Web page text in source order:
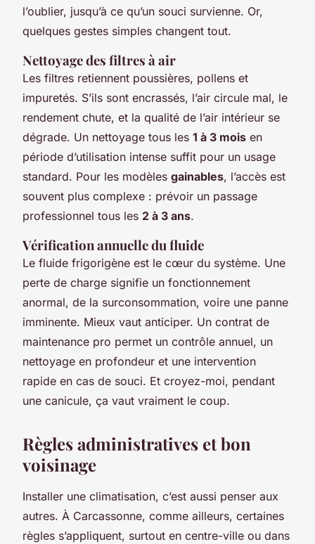
l’oublier, jusqu’à ce qu’un souci survienne. Or,
quelques gestes simples changent tout.
Nettoyage des filtres à air
Les filtres retiennent poussières, pollens et
impuretés. S’ils sont encrassés, l’air circule mal, le
rendement chute, et la qualité de l’air intérieur se
dégrade. Un nettoyage tous les 1 à 3 mois en
période d’utilisation intense suffit pour un usage
standard. Pour les modèles gainables, l’accès est
souvent plus complexe : prévoir un passage
professionnel tous les 2 à 3 ans.
Vérification annuelle du fluide
Le fluide frigorigène est le cœur du système. Une
perte de charge signifie un fonctionnement
anormal, de la surconsommation, voire une panne
imminente. Mieux vaut anticiper. Un contrat de
maintenance pro permet un contrôle annuel, un
nettoyage en profondeur et une intervention
rapide en cas de souci. Et croyez-moi, pendant
une canicule, ça vaut vraiment le coup.
Règles administratives et bon
voisinage
Installer une climatisation, c’est aussi penser aux
autres. À Carcassonne, comme ailleurs, certaines
règles s’appliquent, surtout en centre-ville ou dans